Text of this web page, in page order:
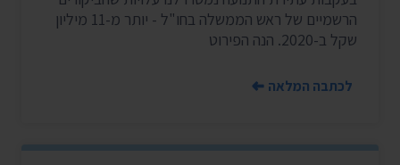
הרשמיים של ראש הממשלה בחו"ל - יותר מ-11 מיליון
שקל ב-2020. הנה הפירוט
לכתבה המלאה